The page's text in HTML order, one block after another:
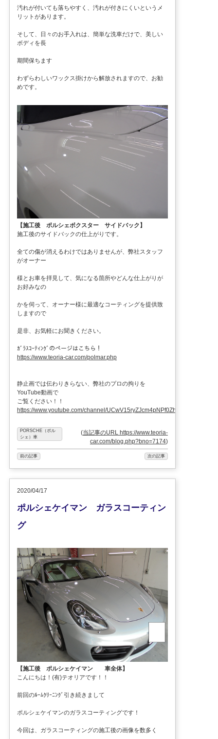
汚れが付いても落ちやすく、汚れが付きにくいというメ
リットがあります。
そして、日々のお手入れは、簡単な洗車だけで、美しい
ボディを長
期間保ちます
わずらわしいワックス掛けから解放されますので、お勧
めです。
【施工後 ポルシェボクスター サイドバック】
施工後のサイドバックの仕上がりです。
全ての傷が消えるわけではありませんが、弊社スタッフ
がオーナー
様とお車を拝見して、気になる箇所やどんな仕上がりが
お好みなの
かを伺って、オーナー様に最適なコーティングを提供致
しますので
是非、お気軽にお聞きください。
ｶﾞﾗｽｺｰﾃｨﾝｸﾞのページはこちら！
https://www.teoria-car.com/polmar.php
静止画では伝わりきらない、弊社のプロの拘りを
YouTube動画で
ご覧ください！！
https://www.youtube.com/channel/UCwV15ryZJcm4pNPf0ZhXu9g
PORSCHE（ポル
シェ）車
(当記事のURL https://www.teoria-
car.com/blog.php?bno=7174)
前の記事 次の記事
2020/04/17
ポルシェケイマン ガラスコーティン
グ
【施工後 ポルシェケイマン 車全体】
こんにちは！(有)テオリアです！！
前回のﾙｰﾑｸﾘｰﾆﾝｸﾞ引き続きまして
ポルシェケイマンのガラスコーティングです！
今回は、ガラスコーティングの施工後の画像を数多く